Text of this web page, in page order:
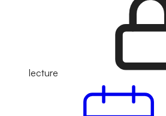
lecture